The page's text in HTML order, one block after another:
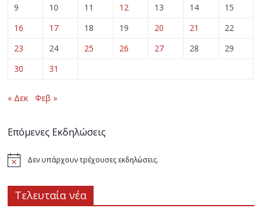
9
10 11 12 13 14
15
16
17 18 19 20 21
22
23
24 25 26 27 28
29
30
31
« Δεκ Φεβ »
Επόμενες Εκδηλώσεις
Δεν υπάρχουν τρέχουσες εκδηλώσεις.
Τελευταία νέα